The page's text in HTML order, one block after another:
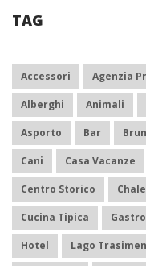
TAG
Accessori Agenzia
Alberghi Animali
Asporto Bar
Cani Casa Vacanze
Centro Storico
Cucina Tipica
Hotel Lago